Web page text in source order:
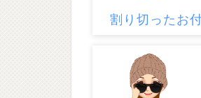
割り切ったお